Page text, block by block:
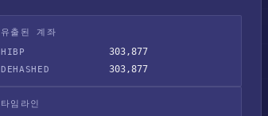
유출된 계좌
HIBP
303,877
DEHASHED 303,877
타임라인